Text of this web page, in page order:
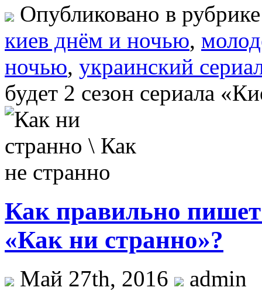
Опубликовано в
киев днём и ночью,
ночью, украинский
будет 2 сезон сериала
Как правильно
«Как ни странно»?
Май 27th, 2016
admin